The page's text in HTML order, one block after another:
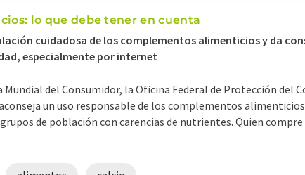
lo que debe tener en cuenta
cuidadosa de los complementos alimenticios y da
especialmente por internet
Mundial del Consumidor, la Oficina Federal de Protección del
un uso responsable de los complementos
de población con carencias de nutrientes. Quien compre